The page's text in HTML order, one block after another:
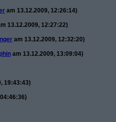
am 13.12.2009, 12:26:14)
13.12.2009, 12:27:22)
am 13.12.2009, 12:32:20)
am 13.12.2009, 13:09:04)
19:43:43)